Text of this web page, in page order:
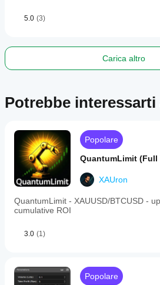
signal
other
Profilo di trading
5.0 (3)
Carica altro
Potrebbe interessarti
Popolare
QuantumLimit (Full
XAUron
QuantumLimit - XAUUSD/BTCUSD -
cumulative ROI
3.0 (1)
Popolare